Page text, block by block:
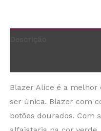
Blazer Alice é a
ser única. Blazer com
botões dourados. Com